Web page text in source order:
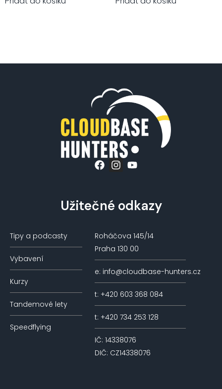
Užitečné odkazy
Tipy a podcasty
Vybavení
Kurzy
Tandemové lety
Speedflying
Roháčova 145/14
Praha 130 00
e: info@cloudbase-hunters.cz
t: +420 603 368 084
t: +420 734 253 128
IČ: 14338076
DIČ: CZ14338076